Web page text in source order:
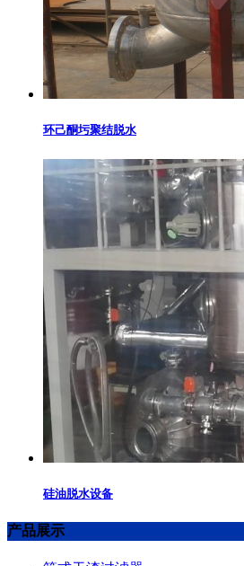
环己酮圬聚结脱水
硅油脱水设备
产品展示